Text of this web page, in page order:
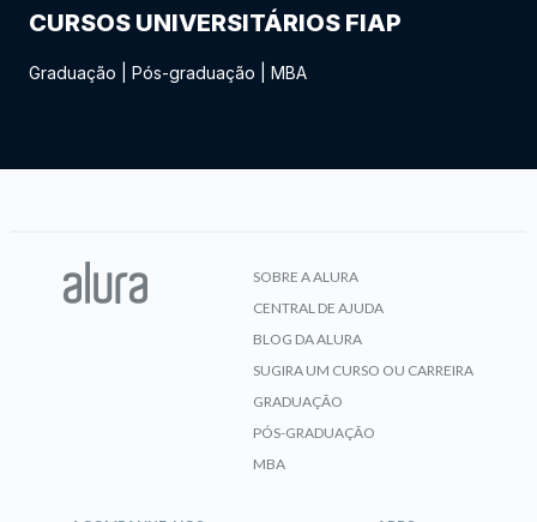
CURSOS UNIVERSITÁRIOS FIAP
Graduação Pós-graduação MBA
SOBRE A ALURA
CENTRAL DE AJUDA
BLOG DA ALURA
SUGIRA UM CURSO OU CARREIRA
GRADUAÇÃO
PÓS-GRADUAÇÃO
MBA